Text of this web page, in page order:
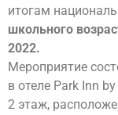
итогам
школьного
2022.
Мероприятие
в отеле Park Inn
2 этаж,